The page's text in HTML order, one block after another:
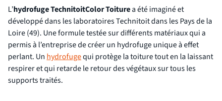
L’hydrofuge TechnitoitColor Toiturea été imaginé et
développé dans les laboratoires Technitoit dans les Pays de la
Loire (49). Une formule testée sur différents matériaux qui a
permis à l’entreprise de créer un hydrofuge unique à effet
perlant. Un hydrofugequi protège la toiture tout en la laissant
respirer et qui retarde le retour des végétaux sur tous les
supports traités.